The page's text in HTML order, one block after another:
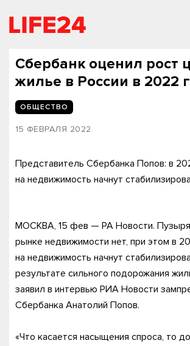
Сбербанк оценил рост
жилье в России в 2022
ОБЩЕСТВО
15 ФЕВРАЛЯ 2022
Представитель Сбербанка Попов: в
на недвижимость начнут
МОСКВА, 15 фев — РА Новости. Пузыря
рынке недвижимости нет, при этом в
на недвижимость начнут
результате сильного подорожания
заявил в интервью РИА Новости
Сбербанка Анатолий Попов.
«Что касается насыщения спроса, то